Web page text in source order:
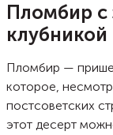
Пломбир с
клубникой
Пломбир —
которое,
постсоветских
этот десерт